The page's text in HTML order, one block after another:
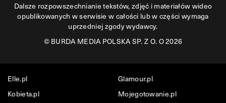
Dalsze rozpowszechnianie tekstów, zdjęć i materiałów wideo
opublikowanych w serwisie w całości lub w części wymaga
uprzedniej zgody wydawcy.
©BURDA MEDIA POLSKA SP. Z O. O 2026
Elle.pl
Glamour.pl
Kobieta.pl
Mojegotowanie.pl